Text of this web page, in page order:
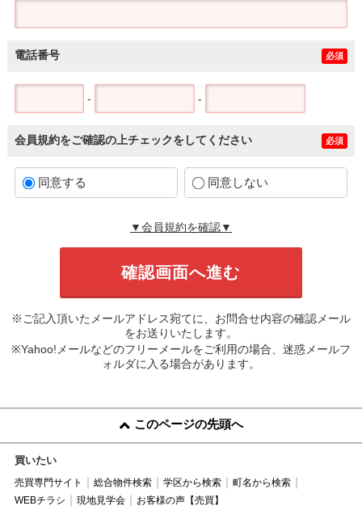
電話番号 必須
- -
会員規約をご確認の上チェックをしてください 必須
同意する 同意しない
▼会員規約を確認▼
※ご記入頂いたメールアドレス宛てに、お問合せ内容の確認メール
をお送りいたします。
※Yahoo!メールなどのフリーメールをご利用の場合、迷惑メールフ
ォルダに入る場合があります。
このページの先頭へ
買いたい
売買専門サイト 総合物件検索 学区から検索
町名から検索
WEBチラシ
現地見学会 お客様の声【売買】